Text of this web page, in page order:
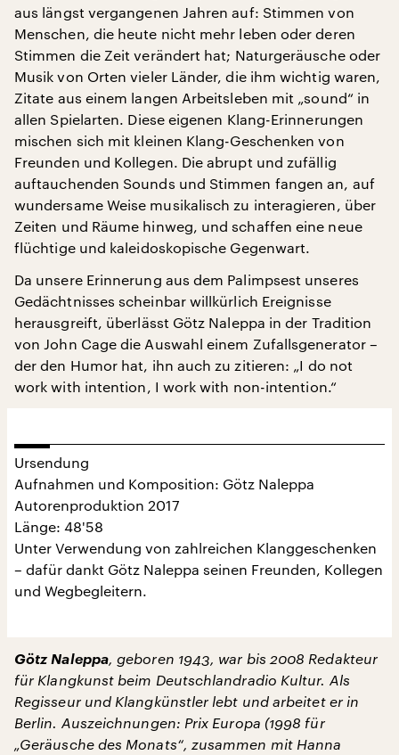
aus längst vergangenen Jahren auf: Stimmen von
Menschen, die heute nicht mehr leben oder deren
Stimmen die Zeit verändert hat; Naturgeräusche oder
Musik von Orten vieler Länder, die ihm wichtig waren,
Zitate aus einem langen Arbeitsleben mit „sound“ in
allen Spielarten. Diese eigenen Klang-Erinnerungen
mischen sich mit kleinen Klang-Geschenken von
Freunden und Kollegen. Die abrupt und zufällig
auftauchenden Sounds und Stimmen fangen an, auf
wundersame Weise musikalisch zu interagieren, über
Zeiten und Räume hinweg, und schaffen eine neue
flüchtige und kaleidoskopische Gegenwart.
Da unsere Erinnerung aus dem Palimpsest unseres
Gedächtnisses scheinbar willkürlich Ereignisse
herausgreift, überlässt Götz Naleppa in der Tradition
von John Cage die Auswahl einem Zufallsgenerator –
der den Humor hat, ihn auch zu zitieren: „I do not
work with intention, I work with non-intention.“
Ursendung
Aufnahmen und Komposition: Götz Naleppa
Autorenproduktion 2017
Länge: 48'58
Unter Verwendung von zahlreichen Klanggeschenken
– dafür dankt Götz Naleppa seinen Freunden, Kollegen
und Wegbegleitern.
Götz Naleppa, geboren 1943, war bis 2008 Redakteur
für Klangkunst beim Deutschlandradio Kultur. Als
Regisseur und Klangkünstler lebt und arbeitet er in
Berlin. Auszeichnungen: Prix Europa (1998 für
„Geräusche des Monats“, zusammen mit Hanna